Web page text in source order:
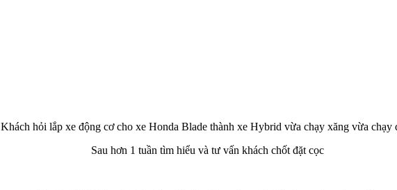
Khách hỏi lắp xe động cơ cho xe Honda Blade thành xe Hybrid vừa chạy xăng vừa chạy
Sau hơn 1 tuần tìm hiểu và tư vấn khách chốt đặt cọc